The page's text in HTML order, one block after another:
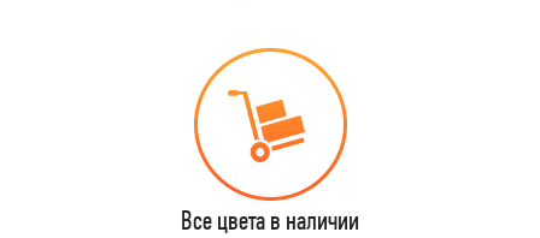
Все цвета в наличии